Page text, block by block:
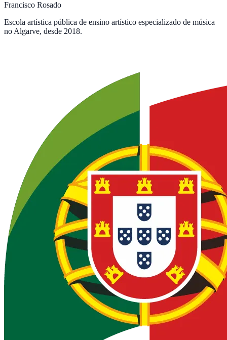
Francisco Rosado
Escola artística pública de ensino artístico especializado de música
no Algarve, desde 2018.